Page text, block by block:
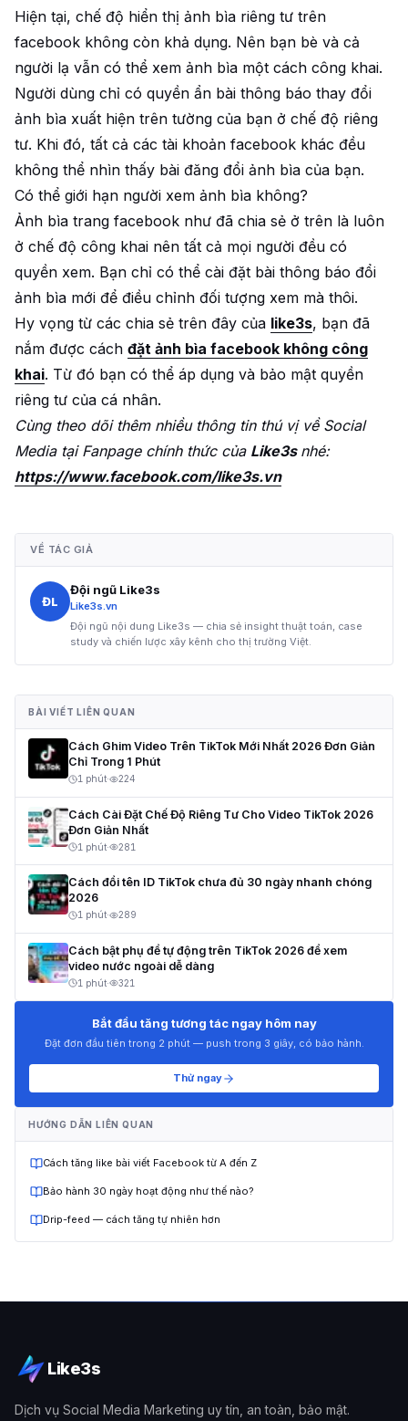
Hiện tại, chế độ hiển thị ảnh bìa riêng tư trên
facebook không còn khả dụng. Nên bạn bè và cả
người lạ vẫn có thể xem ảnh bìa một cách công khai.
Người dùng chỉ có quyền ẩn bài thông báo thay đổi
ảnh bìa xuất hiện trên tường của bạn ở chế độ riêng
tư. Khi đó, tất cả các tài khoản facebook khác đều
không thể nhìn thấy bài đăng đổi ảnh bìa của bạn.
Có thể giới hạn người xem ảnh bìa không?
Ảnh bìa trang facebook như đã chia sẻ ở trên là luôn
ở chế độ công khai nên tất cả mọi người đều có
quyền xem. Bạn chỉ có thể cài đặt bài thông báo đổi
ảnh bìa mới để điều chỉnh đối tượng xem mà thôi.
Hy vọng từ các chia sẻ trên đây của like3s, bạn đã
nắm được cách đặt ảnh bìa facebook không công
khai. Từ đó bạn có thể áp dụng và bảo mật quyền
riêng tư của cá nhân.
Cùng theo dõi thêm nhiều thông tin thú vị về Social
Media tại Fanpage chính thức của Like3s nhé:
https://www.facebook.com/like3s.vn
VỀ TÁC GIẢ
ĐL
Đội ngũ Like3s
Like3s.vn
Đội ngũ nội dung Like3s — chia sẻ insight thuật toán, case
study và chiến lược xây kênh cho thị trường Việt.
BÀI VIẾT LIÊN QUAN
Cách Ghim Video Trên TikTok Mới Nhất 2026 Đơn Giản
Chỉ Trong 1 Phút
1 phút· 224
Cách Cài Đặt Chế Độ Riêng Tư Cho Video TikTok 2026
Đơn Giản Nhất
1 phút· 281
Cách đổi tên ID TikTok chưa đủ 30 ngày nhanh chóng
2026
1 phút· 289
Cách bật phụ đề tự động trên TikTok 2026 để xem
video nước ngoài dễ dàng
1 phút· 321
Bắt đầu tăng tương tác ngay hôm nay
Đặt đơn đầu tiên trong 2 phút — push trong 3 giây, có bảo hành.
Thử ngay
HƯỚNG DẪN LIÊN QUAN
Cách tăng like bài viết Facebook từ A đến Z
Bảo hành 30 ngày hoạt động như thế nào?
Drip-feed — cách tăng tự nhiên hơn
Like3s
Dịch vụ Social Media Marketing uy tín, an toàn, bảo mật.